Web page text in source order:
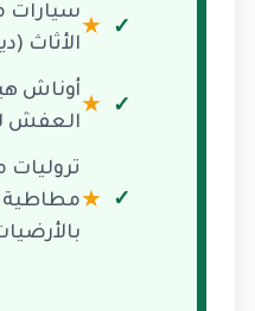
★
سيارات
الأثاث
★
أوناش
العفش
★مطاطية